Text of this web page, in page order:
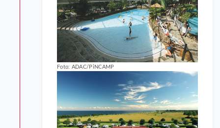
Foto: ADAC/PiNCAMP